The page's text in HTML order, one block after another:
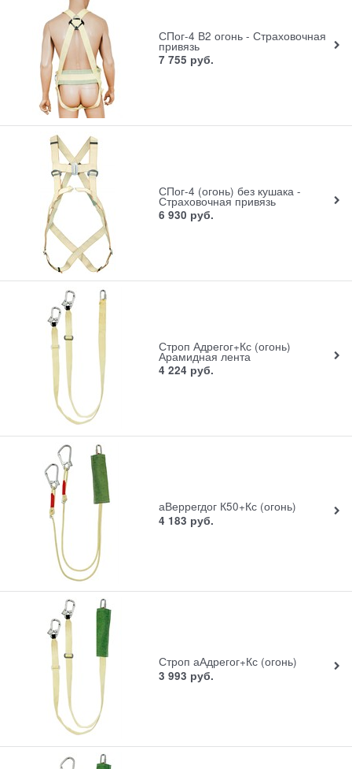
СПог-4 В2 огонь - Страховочная
привязь
7 755 руб.
СПог-4 (огонь) без кушака -
Страховочная привязь
6 930 руб.
Строп Адрегог+Кс (огонь)
Арамидная лента
4 224 руб.
аВеррегдог К50+Кс (огонь)
4 183 руб.
Строп аАдрегог+Кс (огонь)
3 993 руб.